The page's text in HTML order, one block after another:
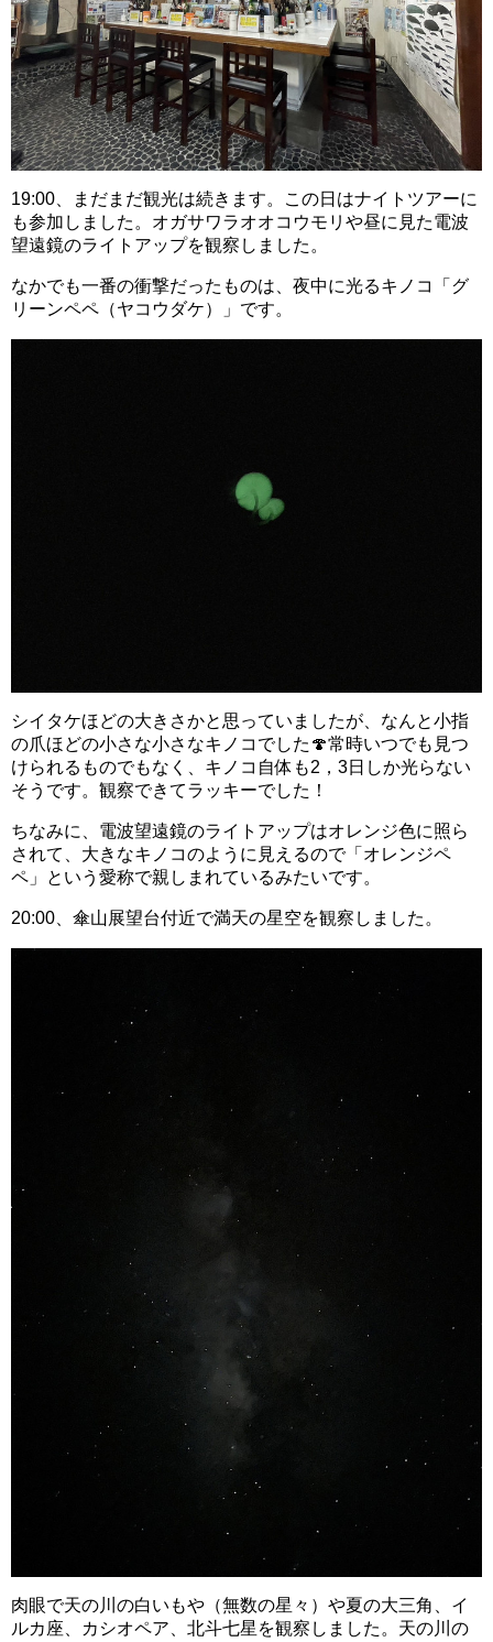
19:00、まだまだ観光は続きます。この日はナイトツアーに
も参加しました。オガサワラオオコウモリや昼に見た電波
望遠鏡のライトアップを観察しました。
なかでも一番の衝撃だったものは、夜中に光るキノコ「グ
リーンペペ（ヤコウダケ）」です。
シイタケほどの大きさかと思っていましたが、なんと小指
の爪ほどの小さな小さなキノコでした🍄常時いつでも見つ
けられるものでもなく、キノコ自体も2，3日しか光らない
そうです。観察できてラッキーでした！
ちなみに、電波望遠鏡のライトアップはオレンジ色に照ら
されて、大きなキノコのように見えるので「オレンジペ
ペ」という愛称で親しまれているみたいです。
20:00、傘山展望台付近で満天の星空を観察しました。
肉眼で天の川の白いもや（無数の星々）や夏の大三角、イ
ルカ座、カシオペア、北斗七星を観察しました。天の川の